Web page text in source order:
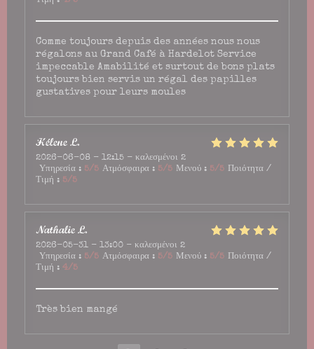
Comme toujours depuis des années nous nous
régalons au Grand Café à Hardelot Service
impeccable Amabilité et surtout de bons plats
toujours bien servis un régal des papilles
gustatives pour leurs moules
HélèneL
2026-06-08 - 12:15 - καλεσμένοι 2
Υπηρεσία : 5/5 Ατμόσφαιρα : 5/5 Μενού : 5/5 Ποιότητα /
Τιμή : 5/5
NathalieL
2026-05-31 - 13:00 - καλεσμένοι 2
Υπηρεσία : 5/5 Ατμόσφαιρα : 5/5 Μενού : 5/5 Ποιότητα /
Τιμή : 4/5
Très bien mangé